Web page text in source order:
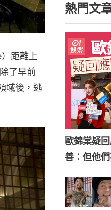
距離上
了早前
域後，逃
熱門文
歐錦棠疑
善︰但他